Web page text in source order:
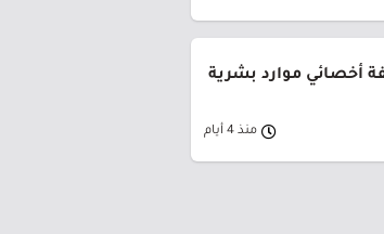
أخصائي موارد بشرية
منذ 4 أيام